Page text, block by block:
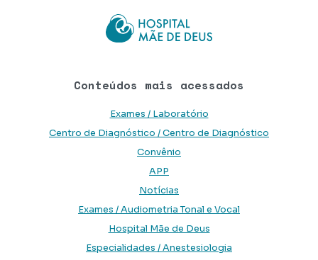
Conteúdos mais acessados
Exames / Laboratório
Centro de Diagnóstico / Centro de Diagnóstico
Convênio
APP
Notícias
Exames / Audiometria Tonal e Vocal
Hospital Mãe de Deus
Especialidades / Anestesiologia